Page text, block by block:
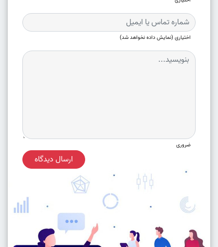
اختیاری (نمایش داده نخواهد شد)
ضروری
ارسال دیدگاه